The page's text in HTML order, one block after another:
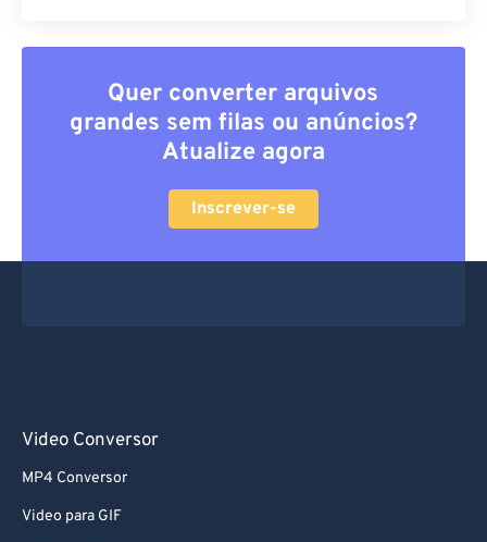
Quer converter arquivos
grandes sem filas ou anúncios?
Atualize agora
Inscrever-se
Video Conversor
MP4 Conversor
Video para GIF